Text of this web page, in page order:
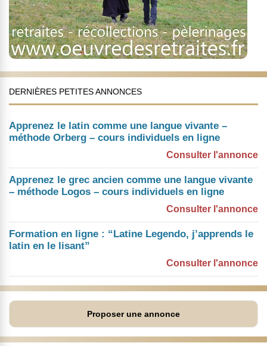
DERNIÈRES PETITES ANNONCES
Apprenez le latin comme une langue vivante –
méthode Orberg – cours individuels en ligne
Consulter l'annonce
Apprenez le grec ancien comme une langue vivante
– méthode Logos – cours individuels en ligne
Consulter l'annonce
Formation en ligne : “Latine Legendo, j’apprends le
latin en le lisant”
Consulter l'annonce
Proposer une annonce